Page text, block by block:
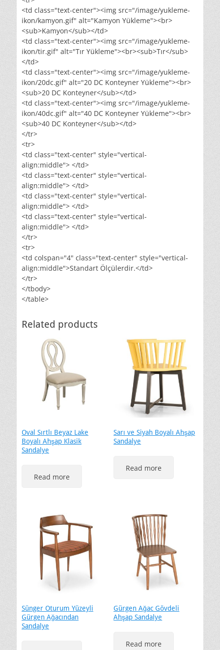
<td class="text-center"><img src="/image/yukleme-
ikon/kamyon.gif" alt="Kamyon Yükleme"><br>
<sub>Kamyon</sub></td>
<td class="text-center"><img src="/image/yukleme-
ikon/tir.gif" alt="Tır Yükleme"><br><sub>Tır</sub>
</td>
<td class="text-center"><img src="/image/yukleme-
ikon/20dc.gif" alt="20 DC Konteyner Yükleme"><br>
<sub>20 DC Konteyner</sub></td>
<td class="text-center"><img src="/image/yukleme-
ikon/40dc.gif" alt="40 DC Konteyner Yükleme"><br>
<sub>40 DC Konteyner</sub></td>
</tr>
<tr>
<td class="text-center" style="vertical-
align:middle"> </td>
<td class="text-center" style="vertical-
align:middle"> </td>
<td class="text-center" style="vertical-
align:middle"> </td>
<td class="text-center" style="vertical-
align:middle"> </td>
</tr>
<tr>
<td colspan="4" class="text-center" style="vertical-
align:middle">Standart Ölçülerdir.</td>
</tr>
</tbody>
</table>
Related products
Oval Sırtlı Beyaz Lake
Boyalı Ahşap Klasik
Sandalye
Read more
Sarı ve Siyah Boyalı Ahşap
Sandalye
Read more
Sünger Oturum Yüzeyli
Gürgen Ağacından
Sandalye
Gürgen Ağac Gövdeli
Ahşap Sandalye
Read more